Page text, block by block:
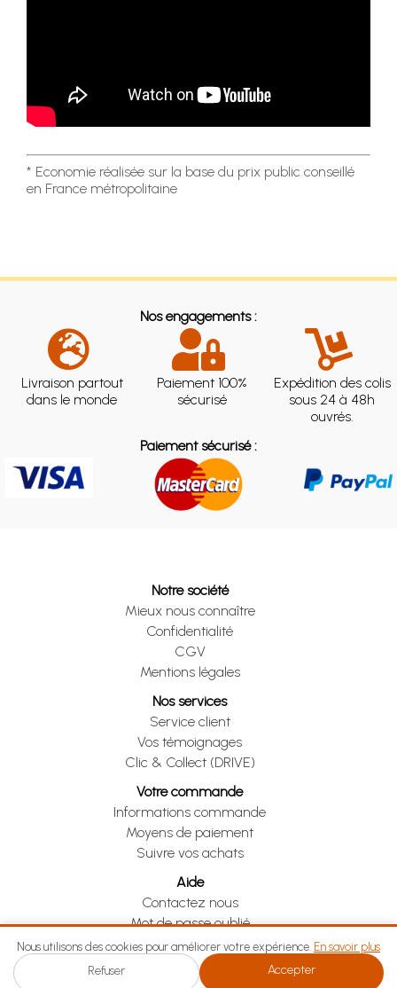
* Economie réalisée sur la base du prix public conseillé
en France métropolitaine
Nos engagements :
Livraison partout
dans le monde
Paiement 100%
sécurisé
Expédition des colis
sous 24 à 48h
ouvrés.
Paiement sécurisé :
Notre société
Mieux nous connaître
Confidentialité
CGV
Mentions légales
Nos services
Service client
Vos témoignages
Clic & Collect (DRIVE)
Votre commande
Informations commande
Moyens de paiement
Suivre vos achats
Aide
Contactez nous
Mot de passe oublié
Je me rétracte
Nous utilisons des cookies pour améliorer votre expérience. En savoir plus
Refuser Accepter